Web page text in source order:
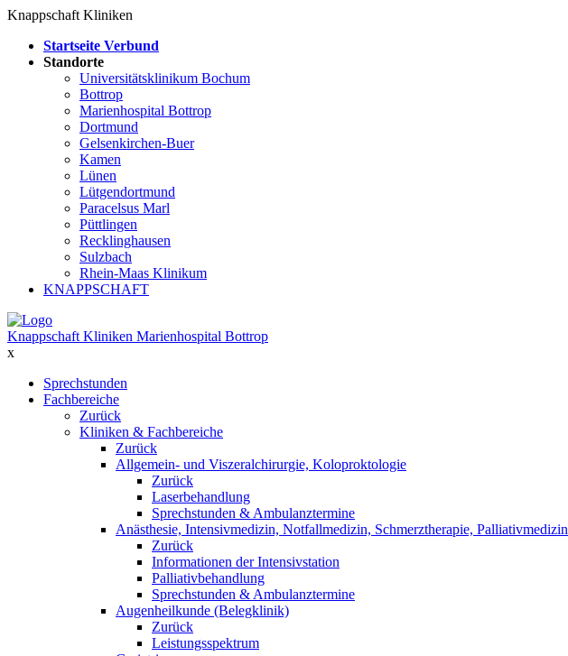
Knappschaft Kliniken
Startseite Verbund
Standorte
Universitätsklinikum Bochum
Bottrop
Marienhospital Bottrop
Dortmund
Gelsenkirchen-Buer
Kamen
Lünen
Lütgendortmund
Paracelsus Marl
Püttlingen
Recklinghausen
Sulzbach
Rhein-Maas Klinikum
KNAPPSCHAFT
Knappschaft Kliniken Marienhospital Bottrop
x
Sprechstunden
Fachbereiche
Zurück
Kliniken & Fachbereiche
Zurück
Allgemein- und Viszeralchirurgie, Koloproktologie
Zurück
Laserbehandlung
Sprechstunden & Ambulanztermine
Anästhesie, Intensivmedizin, Notfallmedizin, Schmerztherapie, Palliativmedizin
Zurück
Informationen der Intensivstation
Palliativbehandlung
Sprechstunden & Ambulanztermine
Augenheilkunde (Belegklinik)
Zurück
Leistungsspektrum